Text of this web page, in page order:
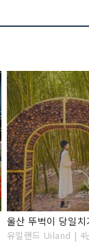
울산 뚜벅이 당일
유일랜드 Uiland | 4